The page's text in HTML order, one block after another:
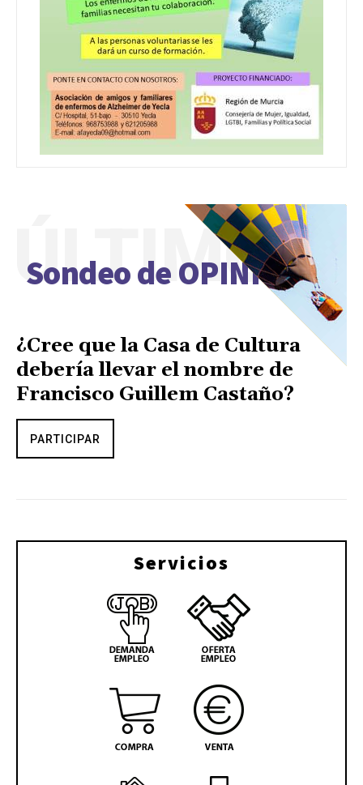
Sondeo de OPINIÓN
ÚLTIMO
¿Cree que la Casa de Cultura
debería llevar el nombre de
Francisco Guillem Castaño?
PARTICIPAR
Servicios